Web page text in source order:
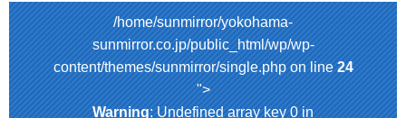
/home/sunmirror/yokohama-
sunmirror.co.jp/public_html/wp/wp-
content/themes/sunmirror/single.php on line24
">
Warning: Undefined array key 0 in